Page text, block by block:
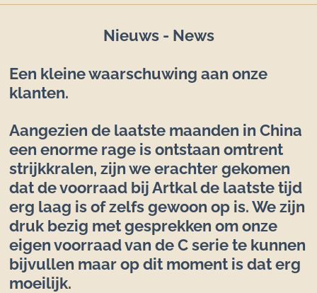
Nieuws - News
Een kleine waarschuwing aan onze
klanten.
Aangezien de laatste maanden in China
een enorme rage is ontstaan omtrent
strijkkralen, zijn we erachter gekomen
dat de voorraad bij Artkal de laatste tijd
erg laag is of zelfs gewoon op is. We zijn
druk bezig met gesprekken om onze
eigen voorraad van de C serie te kunnen
bijvullen maar op dit moment is dat erg
moeilijk.